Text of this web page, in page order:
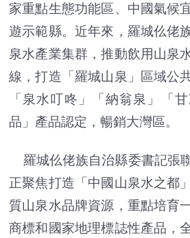
家重點生態功能區、中國氣候
遊示範縣。近年來，羅城仫佬
泉水產業集群，推動飲用山泉
線，打造「羅城山泉」區域公
「泉水叮咚」「納翁泉」「
品」產品認定，暢銷大灣區。
羅城仫佬族自治縣委書記張
正聚焦打造「中國山泉水之都
質山泉水品牌資源，重點培育
商標和國家地理標誌性產品，